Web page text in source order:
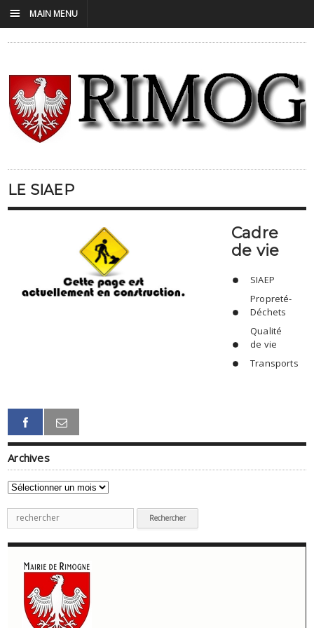
LE SIAEP
Cadre
de vie
SIAEP
Propreté-
Déchets
Qualité
de vie
Transports
Archives
Archives
Recherche
pour
:
☰ MAIN MENU